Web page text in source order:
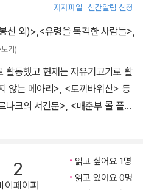
없이 아들을 제물대에 올린 아브
락'하는 것을 감수한 덕에 딸을 살
설 제목처럼 '추락하면서 날아오
서 온 편지(Letters from home)』
랑에 빠진 레이철(Rachel in Lov
Woman)』으로 네뷸러상을, 단
, 성운상(세이운상), 시어도어 스터
와 함께, 성평등과 젠더에 관한 문
상인 ‘제임스 팁트리 주니어상’(현
저자파일 신간알림 신청
선 외)>,<유령을 목격한 사람들>,
기)
활동했고 현재는 자유기고가로 활
않는 메아리>, <토끼바위산> 등
나크의 서간문>, <매춘부 몰 플랜
2
이페이퍼
읽고 싶어요 1명
읽고 있어요 0명